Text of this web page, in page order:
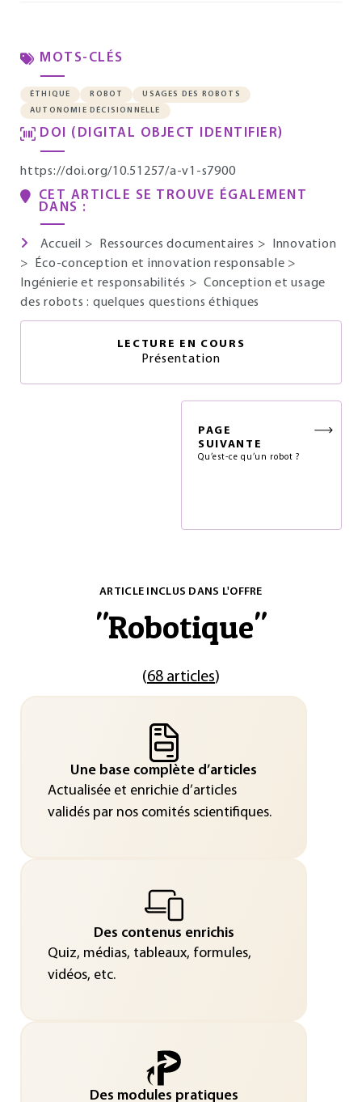
MOTS-CLÉS
ÉTHIQUE ROBOT
USAGES DES ROBOTS
AUTONOMIE DÉCISIONNELLE
DOI (DIGITAL OBJECT IDENTIFIER)
https://doi.org/10.51257/a-v1-s7900
CET ARTICLE SE TROUVE ÉGALEMENT
DANS :
Accueil > Ressources documentaires >
Innovation
>
Éco-conception et innovation responsable >
Ingénierie et responsabilités > Conception et usage
des robots : quelques questions éthiques
LECTURE EN COURS
Présentation
PAGE
SUIVANTE
Qu’est-ce qu’un robot ?
ARTICLE INCLUS DANS L'OFFRE
"Robotique"
(68 articles)
Une base complète d’articles
Actualisée et enrichie d’articles
validés par nos comités scientifiques.
Des contenus enrichis
Quiz, médias, tableaux, formules,
vidéos, etc.
Des modules pratiques